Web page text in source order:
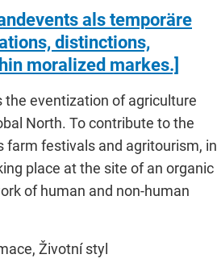
als temporäre
distinctions,
moralized markes.]
the eventization of agriculture
North. To contribute to the
festivals and agritourism, in
place at the site of an organic
of human and non-human
Životní styl